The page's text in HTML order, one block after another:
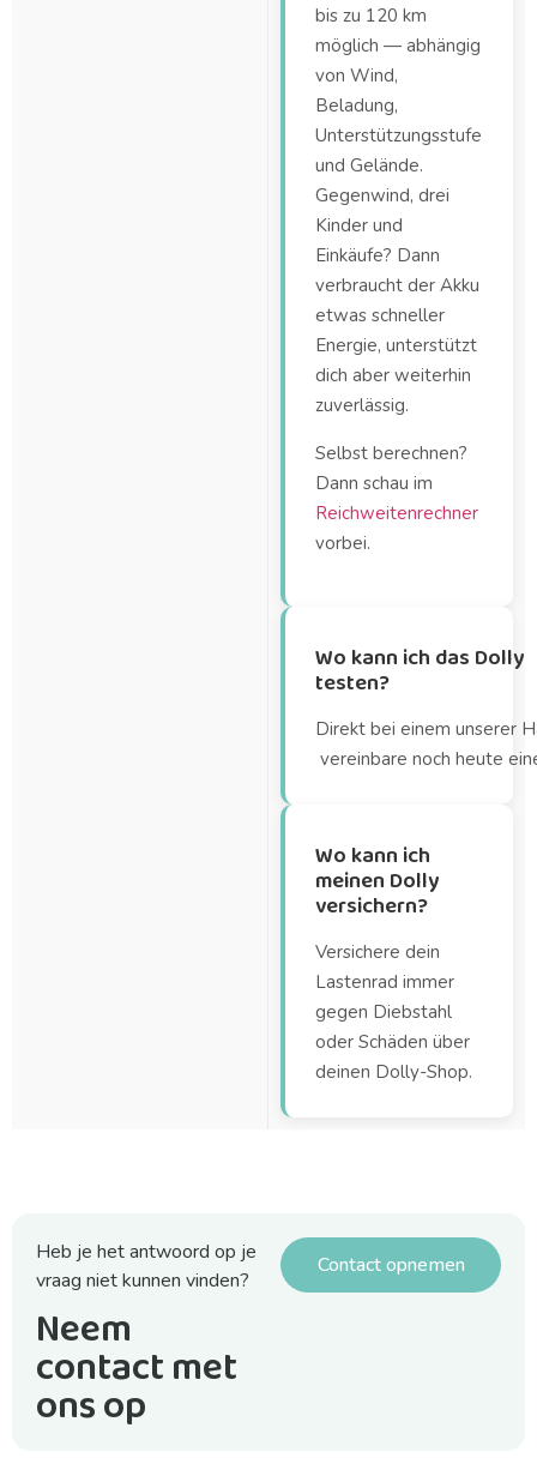
bis zu 120 km
möglich — abhängig
von Wind,
Beladung,
Unterstützungsstufe
und Gelände.
Gegenwind, drei
Kinder und
Einkäufe? Dann
verbraucht der Akku
etwas schneller
Energie, unterstützt
dich aber weiterhin
zuverlässig.
Selbst berechnen?
Dann schau im
Reichweitenrechner
vorbei.
Wo kann ich das Dolly
testen?
Direkt bei einem unserer
vereinbare noch heute
Wo kann ich
meinen Dolly
versichern?
Versichere dein
Lastenrad immer
gegen Diebstahl
oder Schäden über
deinen Dolly-Shop.
Heb je het antwoord op je
vraag niet kunnen vinden?
Neem
contact met
ons op
Contact opnemen